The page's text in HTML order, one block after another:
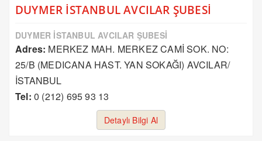
DUYMER İSTANBUL AVCILAR ŞUBESİ
DUYMER İSTANBUL AVCILAR ŞUBESİ
Adres: MERKEZ MAH. MERKEZ CAMİ SOK. NO:
25/B (MEDICANA HAST. YAN SOKAĞI) AVCILAR/
İSTANBUL
Tel: 0 (212) 695 93 13
Detaylı Bilgi Al